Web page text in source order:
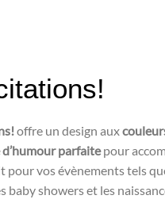
offre un design aux
parfaitepour
pour vos évènements tels
baby showers et les